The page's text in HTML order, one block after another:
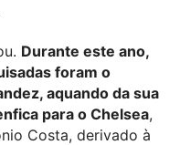
Durante este ano,
foram o
aquando da sua
para o Chelsea,
Costa, derivado à